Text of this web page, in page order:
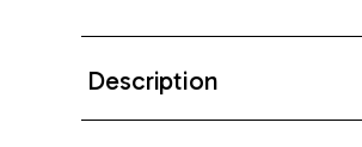
Description